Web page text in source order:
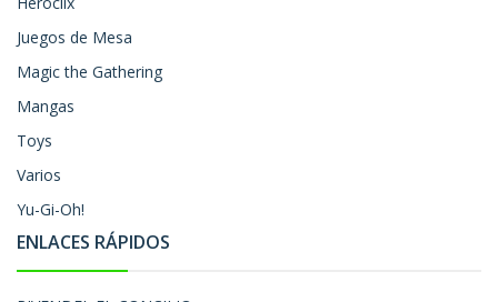
Juegos de Mesa
Magic the Gathering
Mangas
Toys
Varios
Yu-Gi-Oh!
ENLACES RÁPIDOS